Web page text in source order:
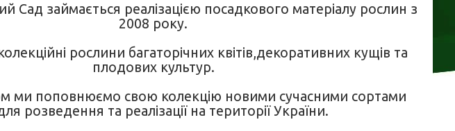
Сад займається реалізацією посадкового матеріалу рослин з
2008 року.
рослини багаторічних квітів,декоративних кущів та
плодових культур.
ми поповнюємо свою колекцію новими сучасними сортами
розведення та реалізації на території України.